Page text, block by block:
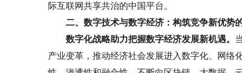
际互联网共享共治的中国平台。
二、数字技术与数字经济：构筑竞争新优势
数字化战略助力把握数字经济发展新机遇。
产业变革，推动经济社会发展进入数字化、网络